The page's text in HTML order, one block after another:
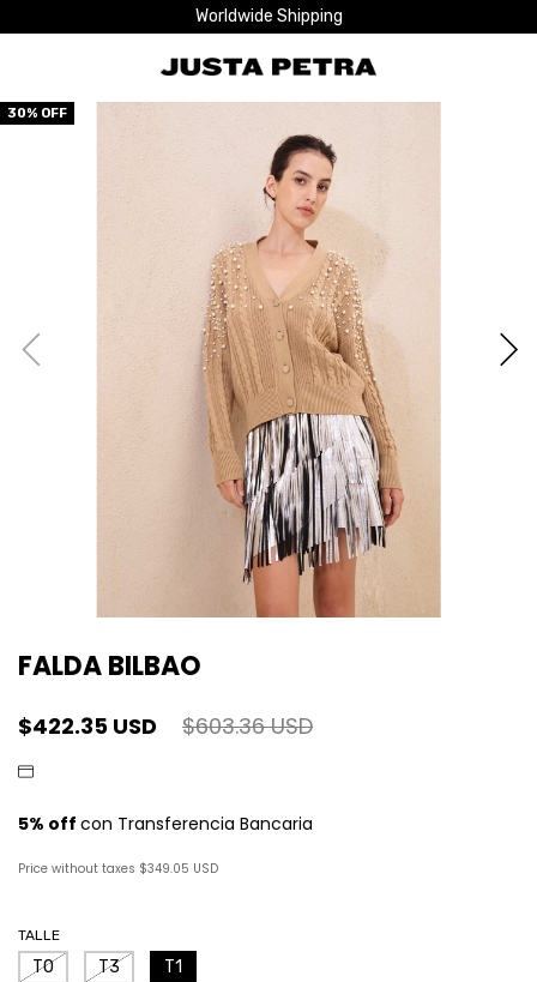
Worldwide Shipping
30% OFF
FALDA BILBAO
$422.35 USD $603.36 USD
Price without taxes $349.05 USD
TALLE
T0 T3 T1